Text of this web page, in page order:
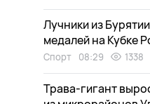
Лучники из
медалей на Кубке
Спорт 08:29 1338
Трава-гигант